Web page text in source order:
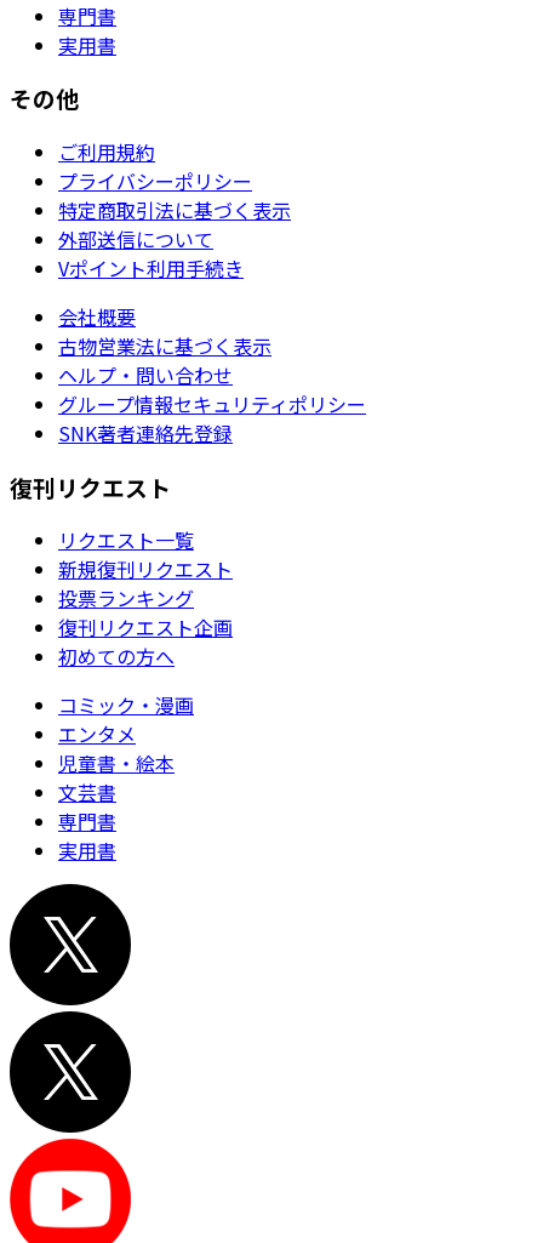
専門書
実用書
その他
ご利用規約
プライバシーポリシー
特定商取引法に基づく表示
外部送信について
Vポイント利用手続き
会社概要
古物営業法に基づく表示
ヘルプ・問い合わせ
グループ情報セキュリティポリシー
SNK著者連絡先登録
復刊リクエスト
リクエスト一覧
新規復刊リクエスト
投票ランキング
復刊リクエスト企画
初めての方へ
コミック・漫画
エンタメ
児童書・絵本
文芸書
専門書
実用書